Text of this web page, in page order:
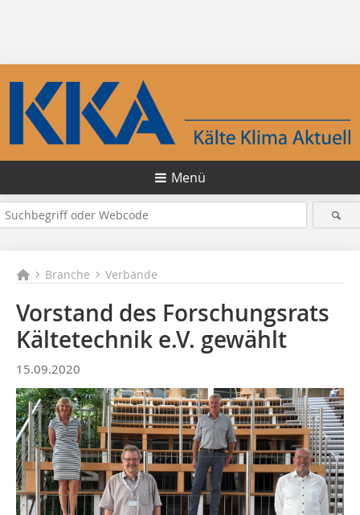
Menü
Branche Verbände
Vorstand des Forschungsrats
Kältetechnik e.V. gewählt
15.09.2020